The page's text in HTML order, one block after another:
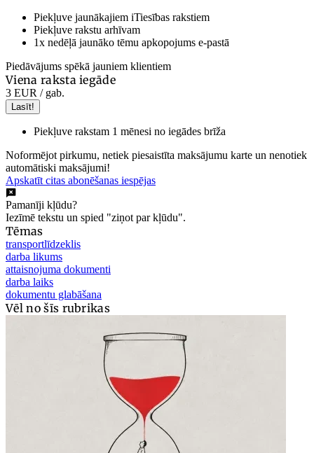
Piekļuve jaunākajiem iTiesības rakstiem
Piekļuve rakstu arhīvam
1x nedēļā jaunāko tēmu apkopojums e-pastā
Piedāvājums spēkā jauniem klientiem
Viena raksta iegāde
3 EUR / gab.
Lasīt!
Piekļuve rakstam 1 mēnesi no iegādes brīža
Noformējot pirkumu, netiek piesaistīta maksājumu karte un nenotiek
automātiski maksājumi!
Apskatīt citas abonēšanas iespējas
Pamanīji kļūdu?
Iezīmē tekstu un spied "ziņot par kļūdu".
Tēmas
transportlīdzeklis
darba likums
attaisnojuma dokumenti
darba laiks
dokumentu glabāšana
Vēl no šīs rubrikas